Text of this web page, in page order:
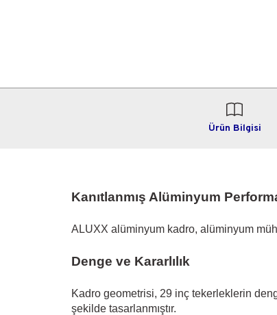
Ürün Bilgisi
Kanıtlanmış Alüminyum
ALUXX alüminyum kadro, alüminyum
Denge ve Kararlılık
Kadro geometrisi, 29 inç tekerleklerin
şekilde tasarlanmıştır.